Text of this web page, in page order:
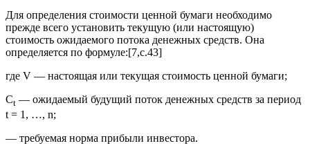
Для определения стоимости ценной бумаги необходимо
прежде всего установить текущую (или настоящую)
стоимость ожидаемого потока денежных средств. Она
определяется по формуле:[7,c.43]
где V — настоящая или текущая стоимость ценной бумаги;
Сt — ожидаемый будущий поток денежных средств за период
t = 1, …, n;
— требуемая норма прибыли инвестора.